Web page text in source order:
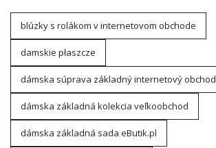
blúzky s rolákom v internetovom obchode
damskie płaszcze
dámska súprava základný internetový obchod
dámska základná kolekcia veľkoobchod
dámska základná sada eButik.pl